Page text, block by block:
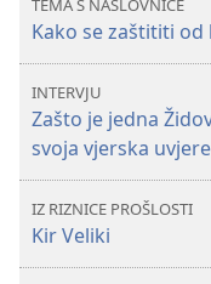
TEMA S NASLOVNICE
Kako se zaštititi od
INTERVJU
Zašto je jedna
svoja vjerska
IZ RIZNICE PROŠLOSTI
Kir Veliki